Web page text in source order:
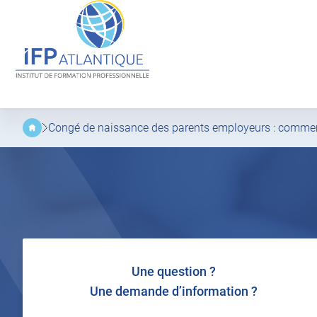
menu
principal
contenu
Congé de naissance des parents employeurs :
Une question ?
Une demande d’information ?